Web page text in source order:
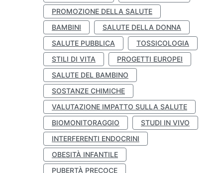
PROMOZIONE DELLA SALUTE
BAMBINI
SALUTE DELLA DONNA
SALUTE PUBBLICA
TOSSICOLOGIA
STILI DI VITA
PROGETTI EUROPEI
SALUTE DEL BAMBINO
SOSTANZE CHIMICHE
VALUTAZIONE IMPATTO SULLA SALUTE
BIOMONITORAGGIO
STUDI IN VIVO
INTERFERENTI ENDOCRINI
OBESITÀ INFANTILE
PUBERTÀ PRECOCE